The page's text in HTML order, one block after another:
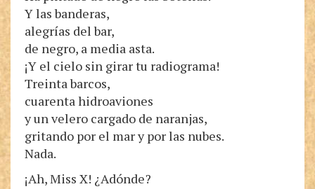
Y las banderas,
alegrías del bar,
de negro, a media asta.
¡Y el cielo sin girar tu radiograma!
Treinta barcos,
cuarenta hidroaviones
y un velero cargado de naranjas,
gritando por el mar y por las nubes.
Nada.
¡Ah, Miss X! ¿Adónde?